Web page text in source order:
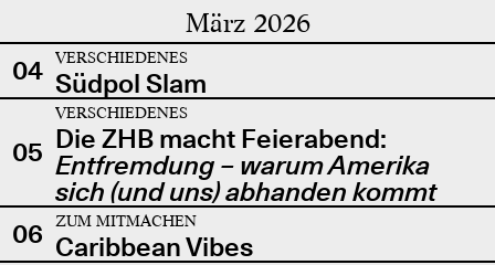
März 2026
04 VERSCHIEDENES
Südpol Slam
05
VERSCHIEDENES
Die ZHB macht Feierabend:
Entfremdung – warum Amerika
sich (und uns) abhanden kommt
06
ZUM MITMACHEN
Caribbean Vibes